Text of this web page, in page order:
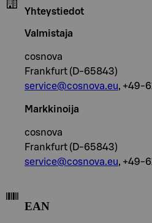
Yhteystiedot
Valmistaja
cosnova
Frankfurt (D-65843)
service@cosnova.eu, +49-
Markkinoija
cosnova
Frankfurt (D-65843)
service@cosnova.eu, +49-
EAN